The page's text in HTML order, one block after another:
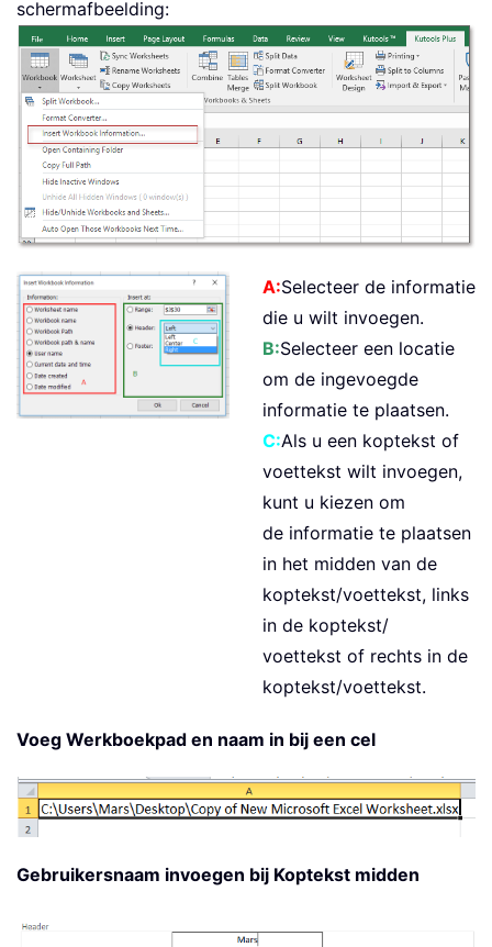
schermafbeelding:
A:Selecteer de informatie
die u wilt invoegen.
B:Selecteer een locatie
om de ingevoegde
informatie te plaatsen.
C:Als u een koptekst of
voettekst wilt invoegen,
kunt u kiezen om
de informatie te plaatsen
in het midden van de
koptekst/voettekst, links
in de koptekst/
voettekst of rechts in de
koptekst/voettekst.
Voeg Werkboekpad en naam in bij een cel
Gebruikersnaam invoegen bij Koptekst midden